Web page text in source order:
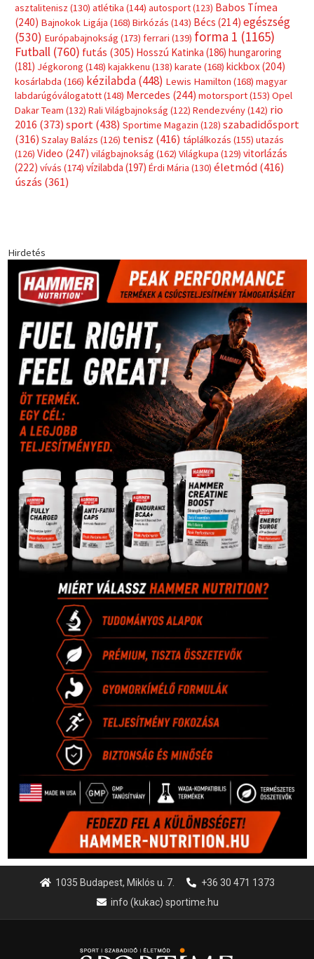
asztalitenisz (130) atlétika (144) autosport(123) Babos Tímea
(240) Bajnokok Ligája (168) Birkózás (143) Bécs (214) egészség
(530) Európabajnokság (173) ferrari (139) forma 1 (1165)
Futball (760) futás (305) Hosszú Katinka (186) hungaroring
(181) Jégkorong (148) kajakkenu (138) karate (168) kickbox(204)
kosárlabda (166) kézilabda(448) Lewis Hamilton (168) magyar
labdarúgóválogatott(148) Mercedes (244) motorsport(153) Opel
Dakar Team (132) Rali Világbajnokság (122) Rendezvény(142) rio
2016 (373) sport(438) Sportime Magazin (128) szabadidősport
(316) Szalay Balázs (126) tenisz (416) táplálkozás (155) utazás
(126) Video (247) világbajnokság (162) Világkupa (129) vitorlázás
(222) vívás (174) vízilabda (197) Érdi Mária (130) életmód(416)
úszás (361)
Hirdetés
1035 Budapest, Miklós u. 7.
+36 30 471 1373
info (kukac) sportime.hu